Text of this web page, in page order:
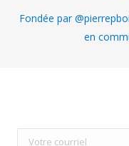
Fondée par
en